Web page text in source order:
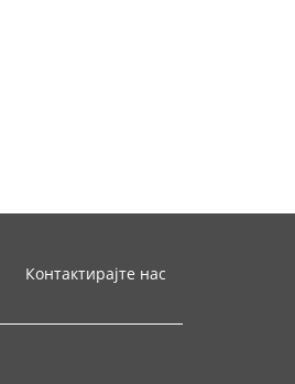
Контактирајте нас